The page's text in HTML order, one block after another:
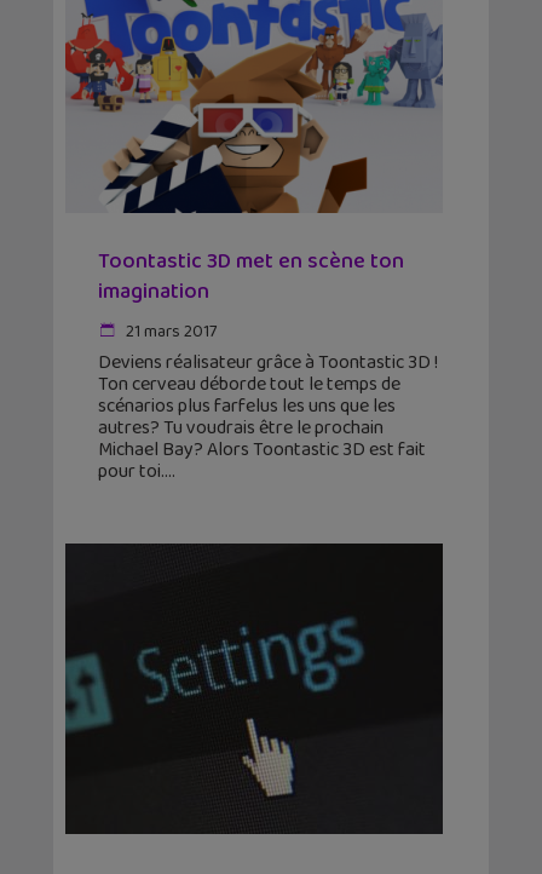
Toontastic 3D met en scène ton
imagination
21 mars 2017
Deviens réalisateur grâce à Toontastic 3D !
Ton cerveau déborde tout le temps de
scénarios plus farfelus les uns que les
autres? Tu voudrais être le prochain
Michael Bay? Alors Toontastic 3D est fait
pour toi.